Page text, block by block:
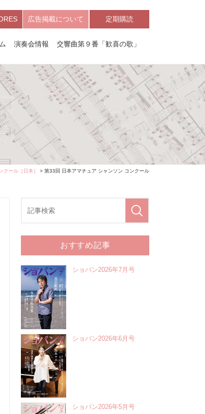
広告掲載について 定期購読
演奏会情報 交響曲第９番「歓喜の歌」
クール［日本］ > 第33回 日本アマチュア シャンソン コンクール
おすすめ記事
ショパン2026年7月号
ショパン2026年6月号
ショパン2026年5月号